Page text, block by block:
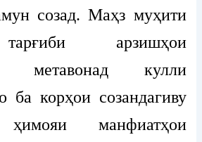
созад. Маҳз муҳити
арзишҳои
метавонад кулли
ба корҳои созандагиву
ҳимояи манфиатҳои